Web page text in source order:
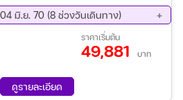
Village Outlet อิสระเที่ยวลอนดอน 1
หรือสัมผัสบรรยากาศเมืองได้ตาม
มิ.ย. 70 (8 ช่วงวันเดินทาง)
27 ธ.ค. 69 - 01 ม.ค. 70
26 มี.ค 70 - 31 มี.ค 70
11 เม.ย 70 - 16 เม.ย 70
30 พ.ค. 70 - 04 มิ.ย 70
ราคาเริ่มต้น
49,881 บาท
ดูรายละเอียด